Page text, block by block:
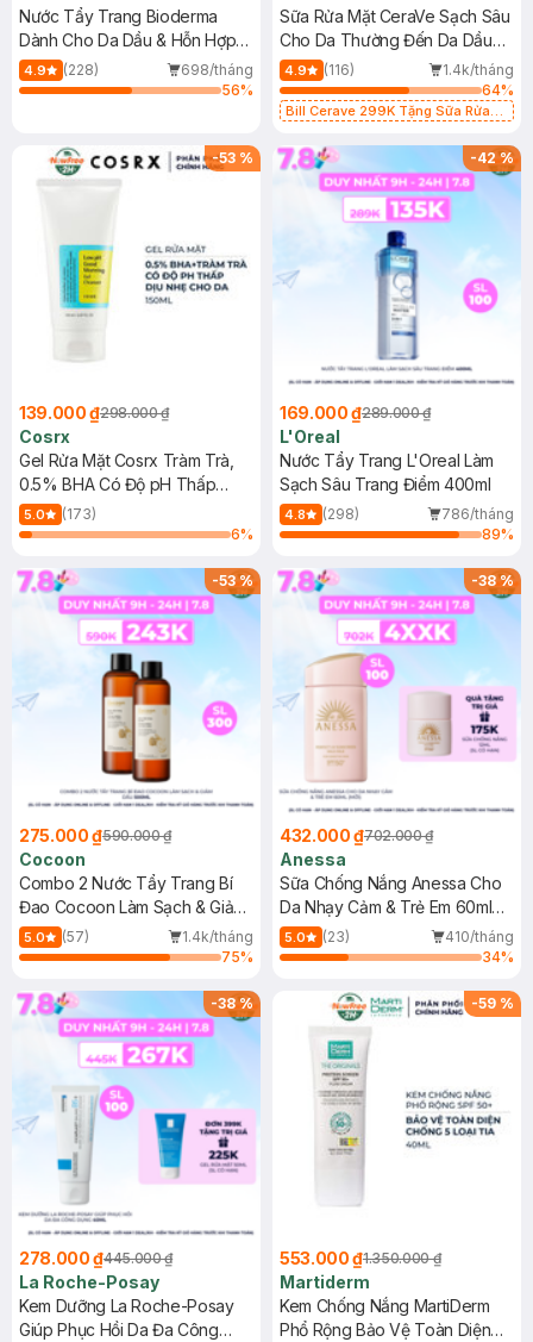
Nước Tẩy Trang Bioderma
Dành Cho Da Dầu & Hỗn Hợp
500ml
4.9 (228)
698/tháng
56%
Sữa Rửa Mặt CeraVe Sạch Sâu
Cho Da Thường Đến Da Dầu
473ml
4.9 (116)
1.4k/tháng
64%
Bill Cerave 299K Tặng Sữa Rửa
-53 %
139.000 ₫298.000 ₫
Cosrx
Gel Rửa Mặt Cosrx Tràm Trà,
0.5% BHA Có Độ pH Thấp
150ml
5.0
(173)
6%
-42%
169.000 ₫289.000 ₫
L'Oreal
Nước Tẩy Trang L'Oreal Làm
Sạch Sâu Trang Điểm 400ml
4.8 (298)
786/tháng
89%
-53%
275.000 ₫590.000 ₫
Cocoon
Combo 2 Nước Tẩy Trang Bí
Đao Cocoon Làm Sạch & Giảm
Dầu 500ml
5.0 (57)
1.4k/tháng
75%
-38%
432.000 ₫702.000 ₫
Anessa
Sữa Chống Nắng Anessa Cho
Da Nhạy Cảm & Trẻ Em 60ml
(Mới)
5.0 (23)
410/tháng
34%
-38%
278.000 ₫445.000 ₫
La Roche-Posay
Kem Dưỡng La Roche-Posay
Giúp Phục Hồi Da Đa Công
-59 %
553.000 ₫1.350.000 ₫
Martiderm
Kem Chống Nắng MartiDerm
Phổ Rộng Bảo Vệ Toàn Diện